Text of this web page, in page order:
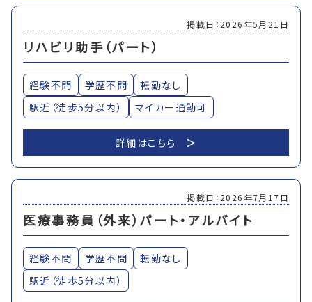
リハビリ助手（パート）
掲載日：2026年5月21日
経験不問 学歴不問
転勤なし
駅近（徒歩5分以内）
マイカー通勤可
詳細はこちら
医療事務員（外来）パート・アルバイト
掲載日：2026年7月17日
経験不問 学歴不問
転勤なし
駅近（徒歩5分以内）